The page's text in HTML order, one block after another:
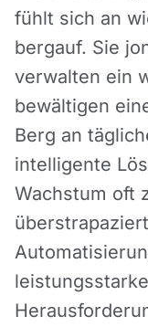
fühlt sich an
bergauf. Sie
verwalten ein
bewältigen
Berg an
intelligente
Wachstum oft